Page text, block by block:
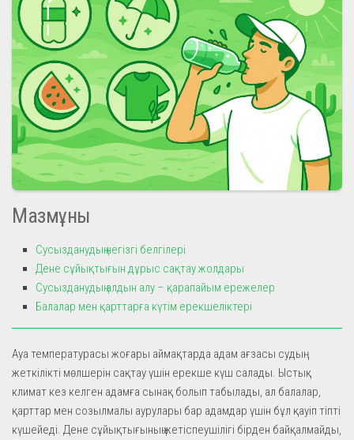
Мазмұны
Сусызданудың негізгі белгілері
Дене сұйықтығын дұрыс сақтау жолдары
Сусызданудың алдын алу – қарапайым ережелер
Балалар мен қарттарға күтім ерекшеліктері
Ауа температурасы жоғары аймақтарда адам ағзасы судың
жеткілікті мөлшерін сақтау үшін ерекше күш салады. Ыстық
климат кез келген адамға сынақ болып табылады, ал балалар,
қарттар мен созылмалы аурулары бар адамдар үшін бұл қауіп тіпті
күшейеді. Дене сұйықтығының жетіспеушілігі бірден байқалмайды,